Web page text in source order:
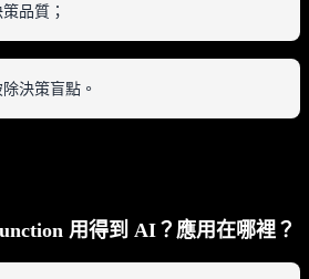
品質；
除決策盲點。
用得到 AI？應用在哪裡？